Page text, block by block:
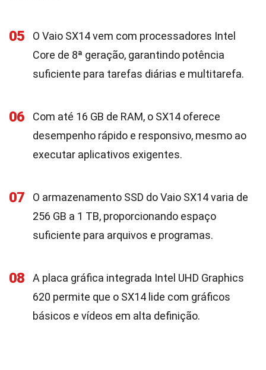
05
O Vaio SX14 vem com processadores Intel
Core de 8ª geração, garantindo potência
suficiente para tarefas diárias e multitarefa.
06
Com até 16 GB de RAM, o SX14 oferece
desempenho rápido e responsivo, mesmo ao
executar aplicativos exigentes.
07
O armazenamento SSD do Vaio SX14 varia de
256 GB a 1 TB, proporcionando espaço
suficiente para arquivos e programas.
08
A placa gráfica integrada Intel UHD Graphics
620 permite que o SX14 lide com gráficos
básicos e vídeos em alta definição.